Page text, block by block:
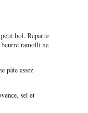
petit bol. Répartir
beurre ramolli ne
pâte assez
sel et